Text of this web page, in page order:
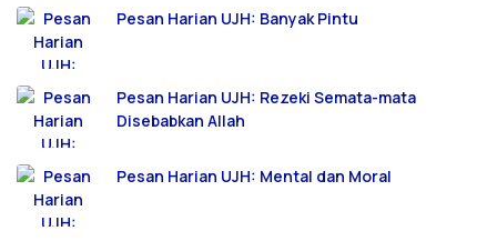
Pesan Harian UJH: Banyak Pintu
Pesan Harian UJH: Rezeki Semata-mata
Disebabkan Allah
Pesan Harian UJH: Mental dan Moral